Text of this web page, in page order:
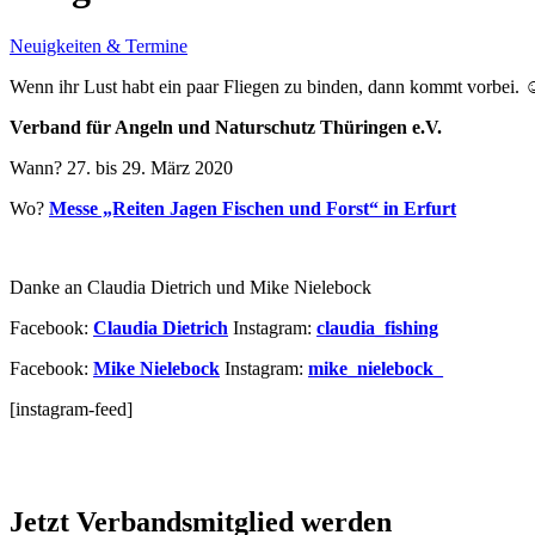
Neuigkeiten & Termine
Wenn ihr Lust habt ein paar Fliegen zu binden, dann kommt vorbei.
Verband für Angeln und Naturschutz Thüringen e.V.
Wann? 27. bis 29. März 2020
Wo? Messe „Reiten Jagen Fischen und Forst“ in Erfurt
Danke an Claudia Dietrich und Mike Nielebock
Facebook: Claudia Dietrich Instagram: claudia_fishing
Facebook: Mike Nielebock Instagram: mike_nielebock_
[instagram-feed]
Jetzt Verbandsmitglied werden